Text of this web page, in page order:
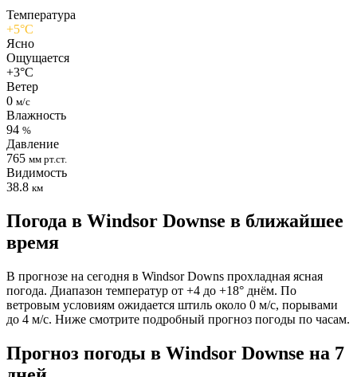
Температура
+5°C
Ясно
Ощущается
+3°C
Ветер
0 м/с
Влажность
94 %
Давление
765 мм рт.ст.
Видимость
38.8 км
Погода в Windsor Downsе в ближайшее
время
В прогнозе на сегодня в Windsor Downs прохладная ясная
погода. Диапазон температур от +4 до +18° днём. По
ветровым условиям ожидается штиль около 0 м/с, порывами
до 4 м/с. Ниже смотрите подробный прогноз погоды по часам.
Прогноз погоды в Windsor Downsе на 7